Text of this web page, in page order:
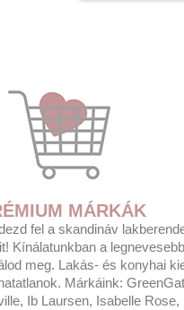
MÁRKÁK
fel a skandináv
Kínálatunkban a
meg. Lakás- és konyhai
Márkáink:
Ib Laursen, Isabelle Rose,